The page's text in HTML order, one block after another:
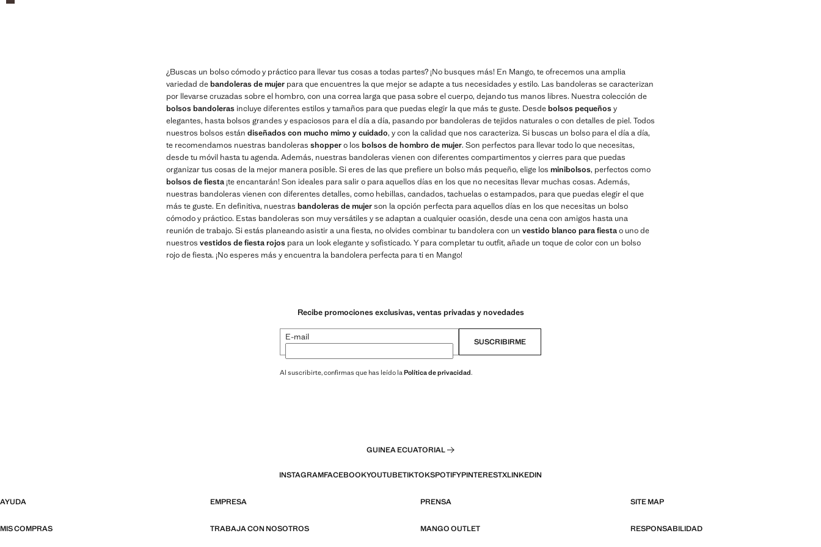
¿Buscas un bolso cómodo y práctico para llevar tus cosas a todas partes? ¡No busques más! En Mango, te ofrecemos una amplia
variedad debandoleras de mujer para que encuentres la que mejor se adapte a tus necesidades y estilo. Las bandoleras se caracterizan
por llevarse cruzadas sobre el hombro, con una correa larga que pasa sobre el cuerpo, dejando tus manos libres. Nuestra colección de
bolsos bandoleras incluye diferentes estilos y tamaños para que puedas elegir la que más te guste. Desdebolsos pequeñosy
elegantes, hasta bolsos grandes y espaciosos para el día a día, pasando por bandoleras de tejidos naturales o con detalles de piel. Todos
nuestros bolsos están diseñados con mucho mimo y cuidado, y con la calidad que nos caracteriza. Si buscas un bolso para el día a día,
te recomendamos nuestras bandoleras shoppero los bolsos de hombro de mujer. Son perfectos para llevar todo lo que necesitas,
desde tu móvil hasta tu agenda. Además, nuestras bandoleras vienen con diferentes compartimentos y cierres para que puedas
organizar tus cosas de la mejor manera posible. Si eres de las que prefiere un bolso más pequeño, elige los minibolsos, perfectos como
bolsos de fiesta ¡te encantarán! Son ideales para salir o para aquellos días en los que no necesitas llevar muchas cosas. Además,
nuestras bandoleras vienen con diferentes detalles, como hebillas, candados, tachuelas o estampados, para que puedas elegir el que
más te guste. En definitiva, nuestras bandoleras de mujerson la opción perfecta para aquellos días en los que necesitas un bolso
cómodo y práctico. Estas bandoleras son muy versátiles y se adaptan a cualquier ocasión, desde una cena con amigos hasta una
reunión de trabajo. Si estás planeando asistir a una fiesta, no olvides combinar tu bandolera con un vestido blanco para fiestao uno de
nuestros vestidos de fiesta rojos para un look elegante y sofisticado. Y para completar tu outfit, añade un toque de color con un bolso
rojo de fiesta. ¡No esperes más y encuentra la bandolera perfecta para ti en Mango!
Recibe promociones exclusivas, ventas privadas y novedades
E-mail SUSCRIBIRME
Al suscribirte, confirmas que has leído laPolítica de privacidad.
GUINEA ECUATORIAL
INSTAGRAMFACEBOOKYOUTUBETIKTOKSPOTIFYPINTERESTXLINKEDIN
AYUDA EMPRESA PRENSA SITE MAP
MIS COMPRAS TRABAJA CON NOSOTROS MANGO OUTLET RESPONSABILIDAD